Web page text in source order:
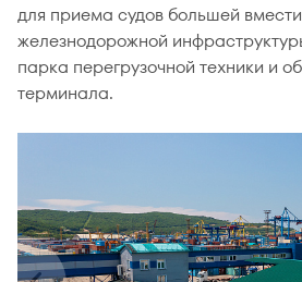
для приема судов большей
железнодорожной
парка перегрузочной техники и
терминала.